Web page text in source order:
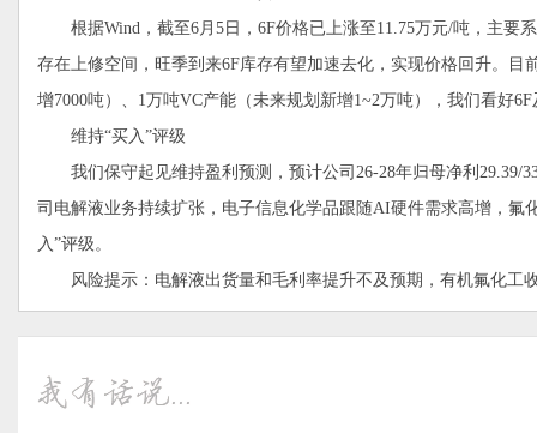
根据Wind，截至6月5日，6F价格已上涨至11.75万元/吨，主要
存在上修空间，旺季到来6F库存有望加速去化，实现价格回升。目
增7000吨）、1万吨VC产能（未来规划新增1~2万吨），我们看好
维持“买入”评级
我们保守起见维持盈利预测，预计公司26-28年归母净利29.39/
司电解液业务持续扩张，电子信息化学品跟随AI硬件需求高增，氟
入”评级。
风险提示：电解液出货量和毛利率提升不及预期，有机氟化工